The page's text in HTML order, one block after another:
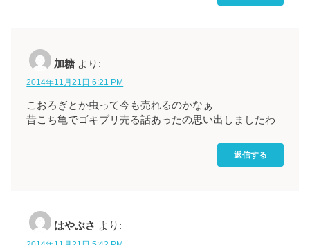
加糖 より:
2014年11月21日 6:21 PM
こおろぎとか虫って今も売れるのかなぁ
昔こち亀でゴキブリ売る話あったの思い出しましたわ
返信する
はやぶさ より: